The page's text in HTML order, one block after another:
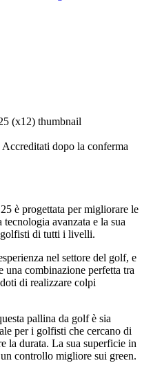
Accreditati dopo la conferma
è progettata per migliorare le
avanzata e la sua
golfisti di tutti i livelli.
nel settore del golf, e
combinazione perfetta tra
di realizzare colpi
pallina da golf è sia
per i golfisti che cercano di
la durata. La sua superficie in
controllo migliore sui green.